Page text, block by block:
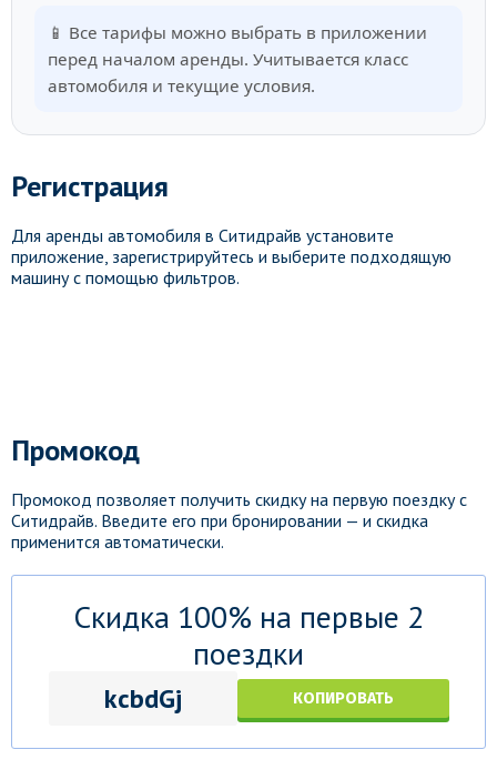
📱 Все тарифы можно выбрать в приложении
перед началом аренды. Учитывается класс
автомобиля и текущие условия.
Регистрация
Для аренды автомобиля в Ситидрайв установите
приложение, зарегистрируйтесь и выберите подходящую
машину с помощью фильтров.
Промокод
Промокод позволяет получить скидку на первую поездку с
Ситидрайв. Введите его при бронировании — и скидка
применится автоматически.
Скидка 100% на первые 2
поездки
kcbdGj КОПИРОВАТЬ